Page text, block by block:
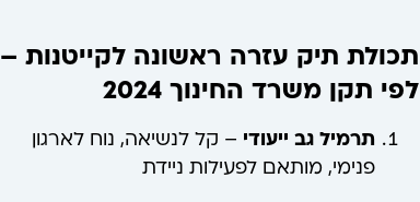
תכולת תיק עזרה ראשונה לקייטנות –
לפי תקן משרד החינוך 2024
תרמיל גב ייעודי – קל לנשיאה, נוח לארגון
פנימי, מותאם לפעילות ניידת